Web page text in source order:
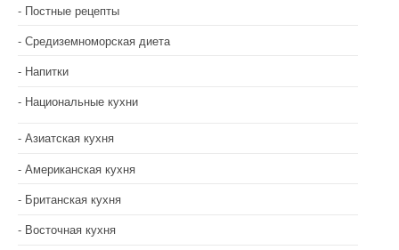
Постные рецепты
Средиземноморская диета
Напитки
Национальные кухни
Азиатская кухня
Американская кухня
Британская кухня
Восточная кухня